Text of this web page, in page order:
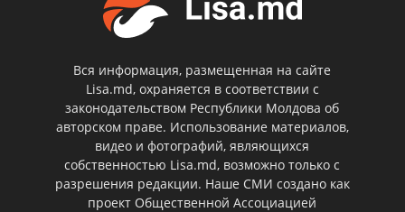
Вся информация, размещенная на сайте
Lisa.md, охраняется в соответствии с
законодательством Республики Молдова об
авторском праве. Использование материалов,
видео и фотографий, являющихся
собственностью Lisa.md, возможно только с
разрешения редакции. Наше СМИ создано как
проект Общественной Ассоциацией